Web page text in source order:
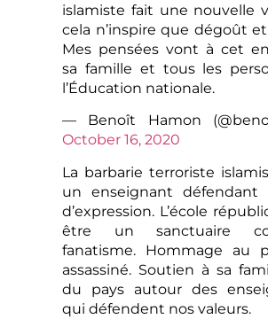
islamiste fait une nouvelle
cela n’inspire que dégoût
Mes pensées vont à cet
sa famille et tous les
l’Éducation nationale.
— Benoît Hamon
October 16, 2020
La barbarie terroriste
un enseignant défendant
d’expression. L’école
être un sanctuaire
fanatisme. Hommage au
assassiné. Soutien à sa
du pays autour des
qui défendent nos valeurs.